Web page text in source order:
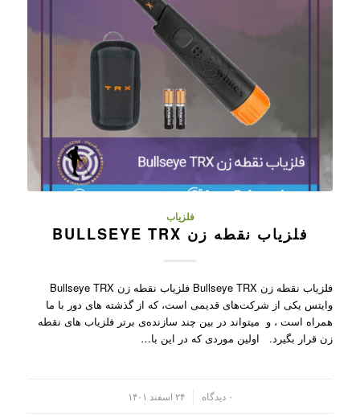
فلزیاب
فلزیاب نقطه زن BULLSEYE TRX
فلزیاب نقطه زن Bullseye TRX فلزیاب نقطه زن Bullseye TRX
وایتس یکی از شرکت‌های قدیمی است، که از گذشته های دور با ما
همراه است ، و میتواند در بین چند سازنده‌ی برتر فلزیاب های نقطه
زن قرار بگیرد. اولین موردی که در این با…
۰ دیدگاه ۲۴ اسفند ۱۴۰۱